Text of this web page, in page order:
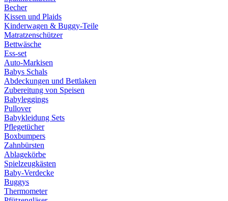
Becher
Kissen und Plaids
Kinderwagen & Buggy-Teile
Matratzenschützer
Bettwäsche
Ess-set
Auto-Markisen
Babys Schals
Abdeckungen und Bettlaken
Zubereitung von Speisen
Babyleggings
Pullover
Babykleidung Sets
Pflegetücher
Boxbumpers
Zahnbürsten
Ablagekörbe
Spielzeugkästen
Baby-Verdecke
Buggys
Thermometer